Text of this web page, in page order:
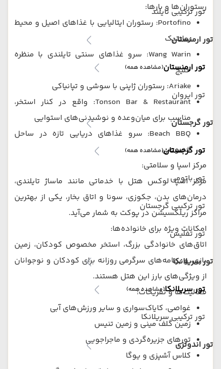
تور ترکیبی تایلند
تور ارمنستان
تور ارمنستان(مشاهده همه)
تور ایروان
تور گرجستان
تور گرجستان(مشاهده همه)
تور باتومی
تور ترکیبی گرجستان
تور تفلیس
تور سریلانکا
تور سریلانکا(مشاهده همه)
تور ترکیبی سریلانکا
تور اندونزی
رستوران‌ها و بارها:
Portofino: رستوران ایتالیایی با غذاهای اصیل و محیط
رمانتیک
Wang Warin: سرو غذاهای سنتی تایلندی با منظره
خلیج
Ariake: رستوران ژاپنی با سوشی و تپانیاکی
Tonson Bar & Restaurant: واقع در کنار استخر،
مناسب برای میان‌وعده و نوشیدنی‌های استوایی
Beach BBQ: سرو غذاهای دریایی تازه در ساحل
خصوصی
مرکز اسپا و سلامتی:
مرکز اسپا لوکس هتل با خدماتی مانند ماساژ تایلندی،
درمان‌های بدن، جکوزی، سونا و اتاق بخار، یکی از بهترین
مراکز ریلکسیشن در پوکت به شمار می‌آید.
امکانات ویژه برای خانواده‌ها:
اتاق‌های خانوادگی بزرگ، استخر مخصوص کودکان، زمین
بازی، و برنامه‌های سرگرمی روزانه برای کودکان و نوجوانان
از ویژگی‌های بارز این هتل هستند.
فعالیت‌ها و تفریحات:
غواصی، کایاک‌سواری و سایر ورزش‌های آبی
زمین گلف مینی و زمین تنیس
تورهای جزیره‌گردی و ماجراجویی
کلاس آشپزی و یوگا